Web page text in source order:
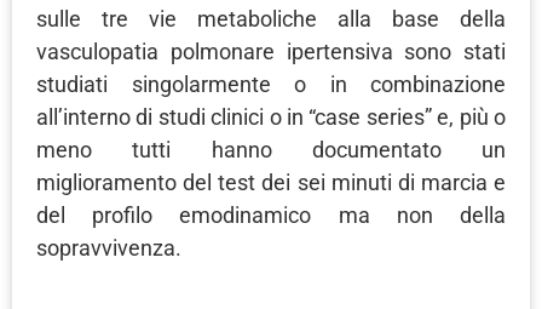
sulle tre vie metaboliche alla base della
vasculopatia polmonare ipertensiva sono stati
studiati singolarmente o in combinazione
all’interno di studi clinici o in “case series” e, più o
meno tutti hanno documentato un
miglioramento del test dei sei minuti di marcia e
del profilo emodinamico ma non della
sopravvivenza.